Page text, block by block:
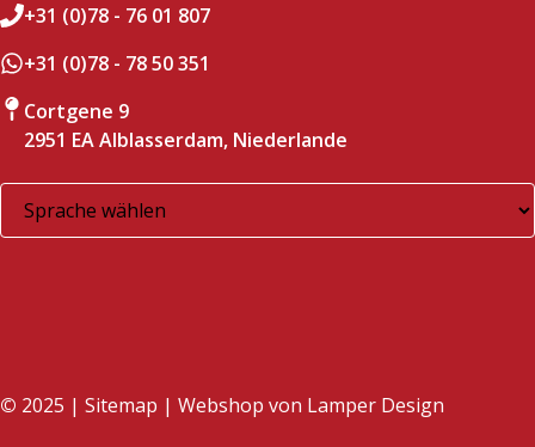
+31 (0)78 - 76 01 807
+31 (0)78 - 78 50 351
Cortgene 9
2951 EA Alblasserdam, Niederlande
© 2025 | Sitemap | Webshop von Lamper Design